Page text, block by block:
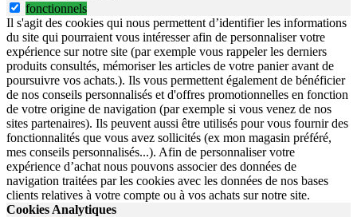
fonctionnels
Il s'agit des cookies qui nous permettent d’identifier les informations
du site qui pourraient vous intéresser afin de personnaliser votre
expérience sur notre site (par exemple vous rappeler les derniers
produits consultés, mémoriser les articles de votre panier avant de
poursuivre vos achats.). Ils vous permettent également de bénéficier
de nos conseils personnalisés et d'offres promotionnelles en fonction
de votre origine de navigation (par exemple si vous venez de nos
sites partenaires). Ils peuvent aussi être utilisés pour vous fournir des
fonctionnalités que vous avez sollicités (ex mon magasin préféré,
mes conseils personnalisés...). Afin de personnaliser votre
expérience d’achat nous pouvons associer des données de
navigation traitées par les cookies avec les données de nos bases
clients relatives à votre compte ou à vos achats sur notre site.
Cookies Analytiques